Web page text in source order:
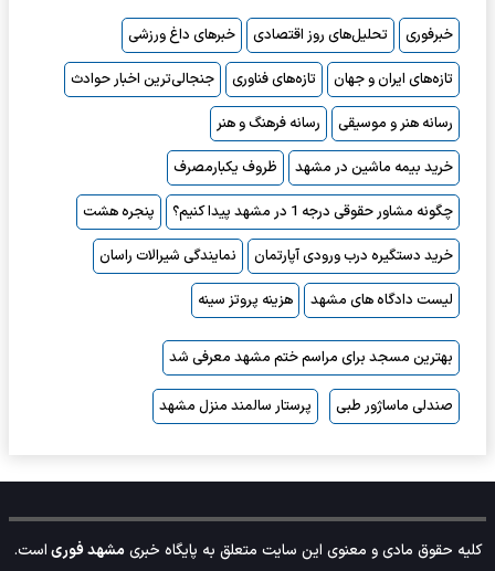
خبرفوری تحلیل‌های روز اقتصادی
خبرهای داغ ورزشی
تازه‌های ایران و جهان
تازه‌های فناوری
جنجالی‌ترین اخبار حوادث
رسانه هنر و موسیقی
رسانه فرهنگ و هنر
خرید بیمه ماشین در مشهد
ظروف یکبارمصرف
چگونه مشاور حقوقی درجه 1 در مشهد پیدا کنیم؟
پنجره هشت
خرید دستگیره درب ورودی آپارتمان
نمایندگی شیرالات راسان
لیست دادگاه های مشهد
هزینه پروتز سینه
بهترین مسجد برای مراسم ختم مشهد معرفی شد
صندلی ماساژور طبی پرستار سالمند منزل مشهد
کلیه حقوق مادی و معنوی این سایت متعلق به پایگاه خبریمشهد فوریاست.